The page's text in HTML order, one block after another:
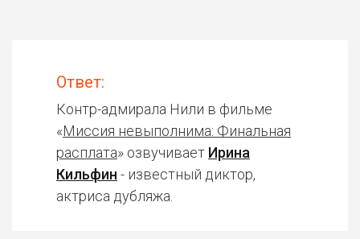
Ответ:
Контр-адмирала Нили в фильме
«Миссия невыполнима: Финальная
расплата» озвучивает Ирина
Кильфин - известный диктор,
актриса дубляжа.